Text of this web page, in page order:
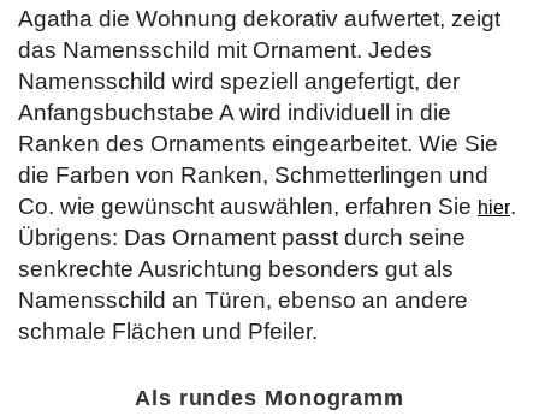
Agatha die Wohnung dekorativ aufwertet, zeigt
das Namensschild mit Ornament. Jedes
Namensschild wird speziell angefertigt, der
Anfangsbuchstabe A wird individuell in die
Ranken des Ornaments eingearbeitet. Wie Sie
die Farben von Ranken, Schmetterlingen und
Co. wie gewünscht auswählen, erfahren Sie hier.
Übrigens: Das Ornament passt durch seine
senkrechte Ausrichtung besonders gut als
Namensschild an Türen, ebenso an andere
schmale Flächen und Pfeiler.
Als rundes Monogramm